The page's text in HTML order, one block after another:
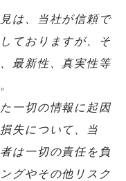
は、当社が信頼で
ておりますが、そ
最新性、真実性等
一切の情報に起因
失について、当
は一切の責任を負
グやその他リスク